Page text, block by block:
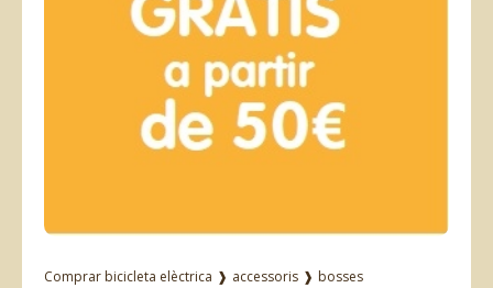
Comprar bicicleta elèctrica ❱ accessoris ❱ bosses